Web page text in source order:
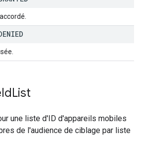
IdList
une liste d'ID d'appareils mobiles
de l'audience de ciblage par liste